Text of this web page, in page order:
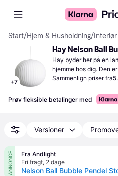
Start/Hjem & Husholdning/
+7
Hay Nelson Ball
Hay byder her på en
hjemme hos dig. Den
et behageligt lys.
Sammenlign priser fra
Prøv fleksible betalinger med
Versioner
ANNONCE
Fra Andlight
Fri fragt, 2 dage
Nelson Ball Bubble Pendel